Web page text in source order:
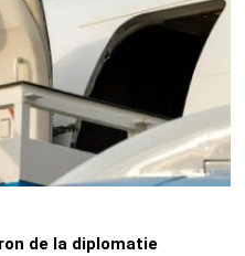
de la diplomatie